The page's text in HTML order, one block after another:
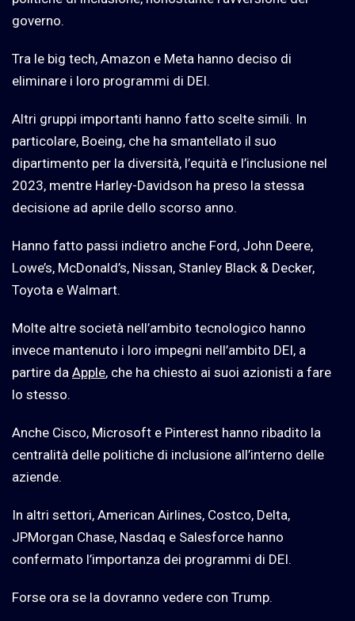
governo.
Tra le big tech, Amazon e Meta hanno deciso di
eliminare i loro programmi di DEI.
Altri gruppi importanti hanno fatto scelte simili. In
particolare, Boeing, che ha smantellato il suo
dipartimento per la diversità, l’equità e l’inclusione nel
2023, mentre Harley-Davidson ha preso la stessa
decisione ad aprile dello scorso anno.
Hanno fatto passi indietro anche Ford, John Deere,
Lowe’s, McDonald’s, Nissan, Stanley Black & Decker,
Toyota e Walmart.
Molte altre società nell’ambito tecnologico hanno
invece mantenuto i loro impegni nell’ambito DEI, a
partire da Apple, che ha chiesto ai suoi azionisti a fare
lo stesso.
Anche Cisco, Microsoft e Pinterest hanno ribadito la
centralità delle politiche di inclusione all’interno delle
aziende.
In altri settori, American Airlines, Costco, Delta,
JPMorgan Chase, Nasdaq e Salesforce hanno
confermato l’importanza dei programmi di DEI.
Forse ora se la dovranno vedere con Trump.